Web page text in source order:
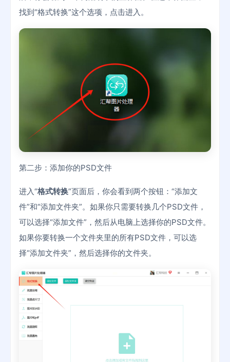
找到“格式转换”这个选项，点击进入。
第二步：添加你的PSD文件
进入“格式转换”页面后，你会看到两个按钮：“添加文
件”和“添加文件夹”。如果你只需要转换几个PSD文件，
可以选择“添加文件”，然后从电脑上选择你的PSD文件。
如果你要转换一个文件夹里的所有PSD文件，可以选
择“添加文件夹”，然后选择你的文件夹。